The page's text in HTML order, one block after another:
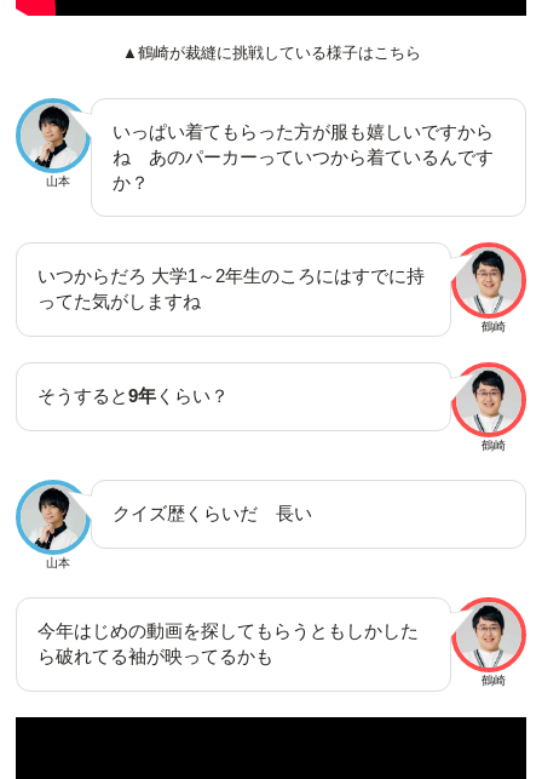
▲鶴崎が裁縫に挑戦している様子はこちら
山本
いっぱい着てもらった方が服も嬉しいですから
ね あのパーカーっていつから着ているんです
か？
鶴崎
いつからだろ 大学1～2年生のころにはすでに持
ってた気がしますね
鶴崎
そうすると9年くらい？
山本
クイズ歴くらいだ 長い
鶴崎
今年はじめの動画を探してもらうともしかした
ら破れてる袖が映ってるかも